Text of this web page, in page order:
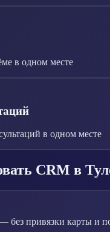
в одном месте
в одном месте
CRM в
без привязки карты и